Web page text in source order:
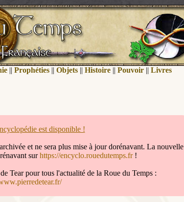
|| Prophéties|| Objets|| Histoire|| Pouvoir|| Livres
est disponible !
et ne sera plus mise à jour dorénavant. La nouvelle
surhttps://encyclo.rouedutemps.fr!
Tear pour tous l'actualité de la Roue du Temps :